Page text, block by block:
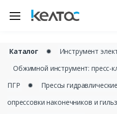
Каталог ✹ Инструмент
Обжимной инструмент: пресс-
ПГР
✹
Прессы
опрессовки наконечников и гильз